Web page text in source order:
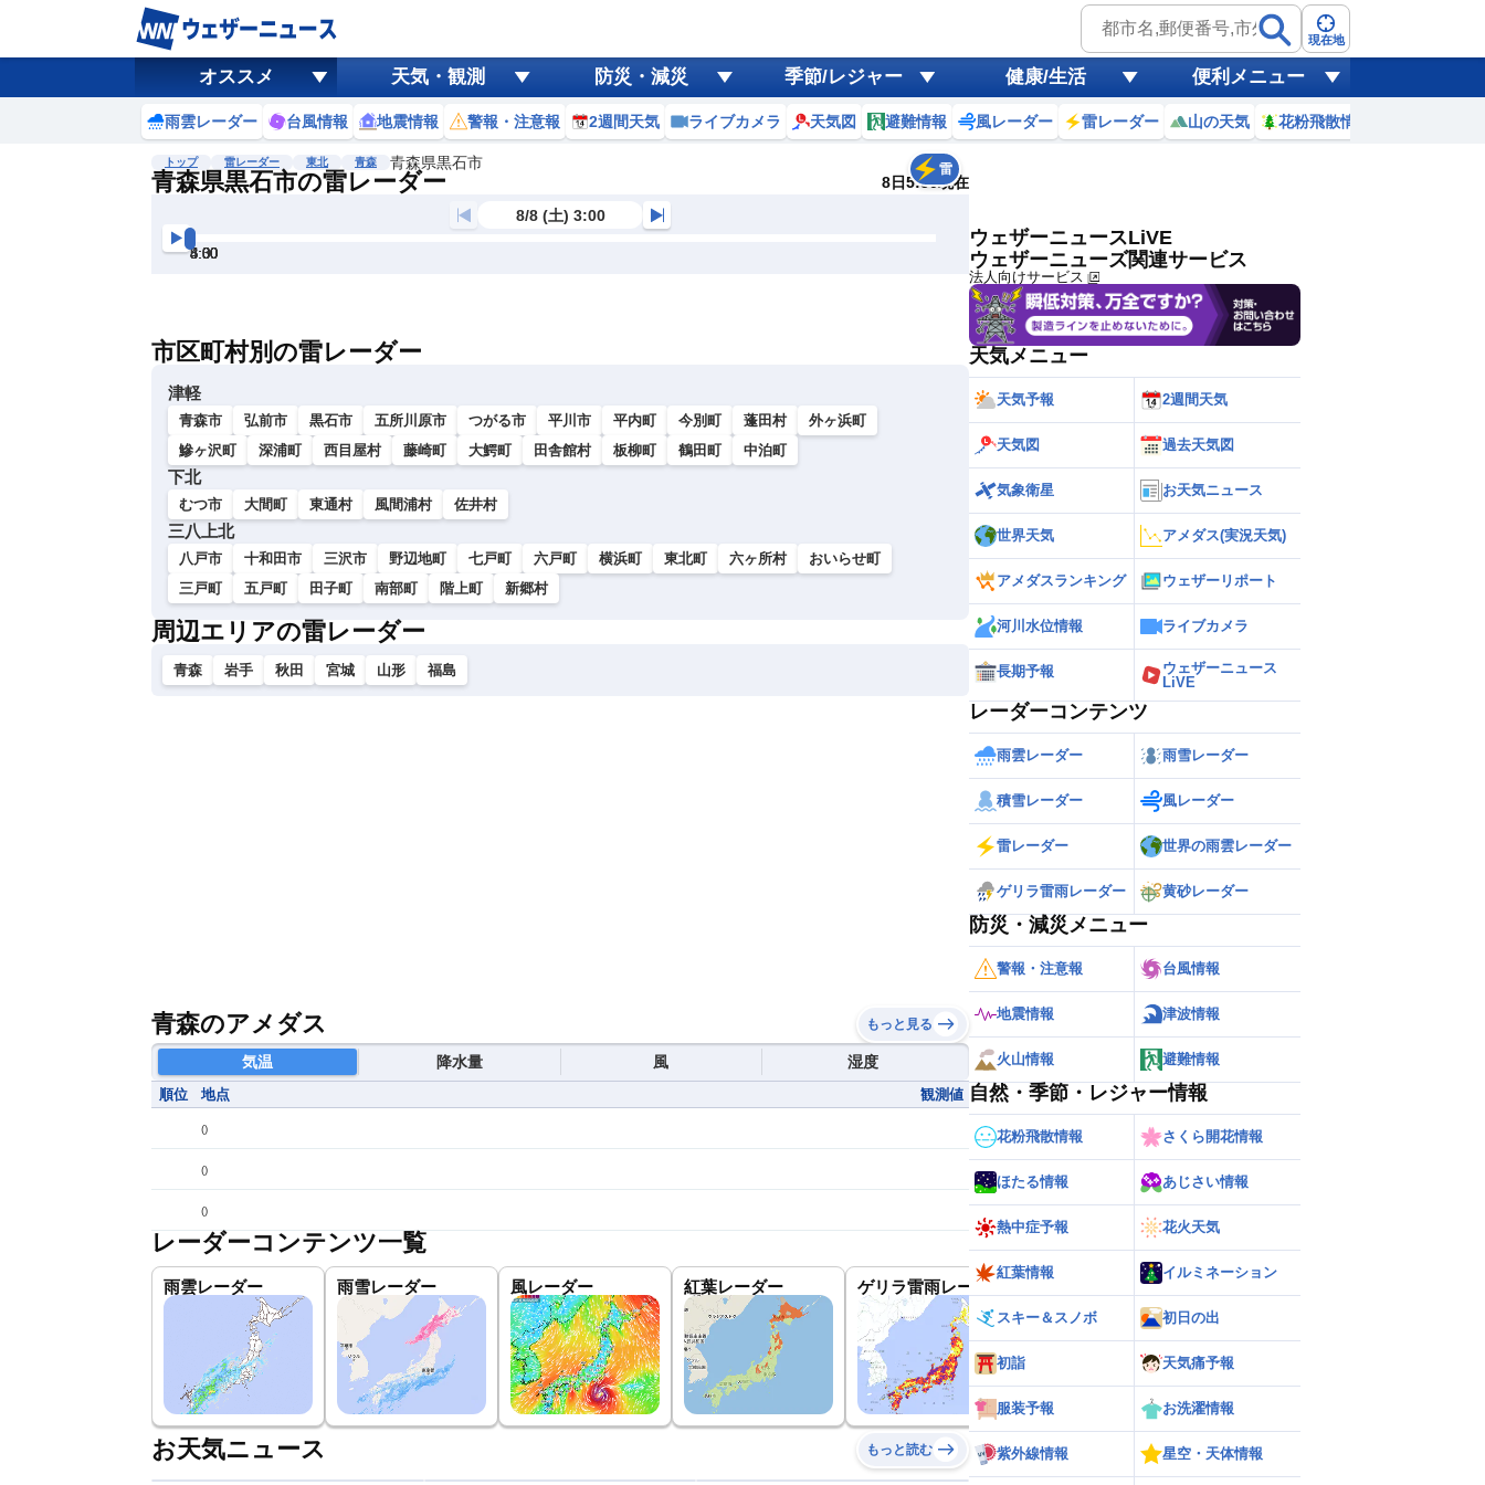
現在地
オススメ 天気・観測 防災・減災 季節/レジャー 健康/生活 便利メニュー
雨雲レーダー 台風情報 地震情報 警報・注意報 2週間天気 ライブカメラ 天気図 避難情報 風レーダー 雷レーダー 山の天気 花粉飛散情報
トップ 雷レーダー 東北 青森 青森県黒石市
青森県黒石市の雷レーダー 8日5:50現在
雷
風
黄砂
天気 台風
8/8 (土) 3:00
3:00
3:30
4:00
4:30
5:00
5:30
市区町村別の雷レーダー
津軽
青森市 弘前市 黒石市 五所川原市 つがる市 平川市 平内町 今別町 蓬田村
外ヶ浜町
鰺ヶ沢町
深浦町 西目屋村 藤崎町 大鰐町 田舎館村 板柳町 鶴田町 中泊町
下北
むつ市 大間町 東通村 風間浦村 佐井村
三八上北
八戸市 十和田市 三沢市 野辺地町 七戸町 六戸町 横浜町 東北町 六ヶ所村
おいらせ町
三戸町
五戸町 田子町 南部町 階上町 新郷村
周辺エリアの雷レーダー
青森 岩手 秋田 宮城 山形 福島
青森のアメダス もっと見る
気温 降水量 風 湿度
順位 地点 観測値
()
()
()
レーダーコンテンツ一覧
雨雲レーダー 雨雪レーダー 風レーダー 紅葉レーダー ゲリラ雷雨レーダー 世界の雨雲レーダー
お天気ニュース もっと読む
ウェザーニュースLiVE
ウェザーニューズ関連サービス
法人向けサービス
天気メニュー
天気予報 2週間天気
天気図 過去天気図
気象衛星 お天気ニュース
世界天気 アメダス(実況天気)
アメダスランキング ウェザーリポート
河川水位情報 ライブカメラ
長期予報
ウェザーニュース
LiVE
レーダーコンテンツ
雨雲レーダー 雨雪レーダー
積雪レーダー 風レーダー
雷レーダー 世界の雨雲レーダー
ゲリラ雷雨レーダー 黄砂レーダー
防災・減災メニュー
警報・注意報 台風情報
地震情報 津波情報
火山情報 避難情報
自然・季節・レジャー情報
花粉飛散情報 さくら開花情報
ほたる情報 あじさい情報
熱中症予報 花火天気
紅葉情報 イルミネーション
スキー＆スノボ 初日の出
初詣 天気痛予報
服装予報 お洗濯情報
紫外線情報 星空・天体情報